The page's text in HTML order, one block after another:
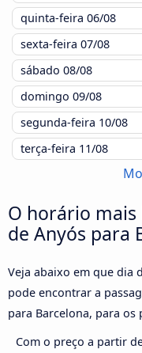
quinta-feira 06/08
sexta-feira 07/08
sábado 08/08
domingo 09/08
segunda-feira 10/08
terça-feira 11/08
O horário
de Anyós para
Veja abaixo em que dia
pode encontrar a
para Barcelona, para os
Com o preço a partir